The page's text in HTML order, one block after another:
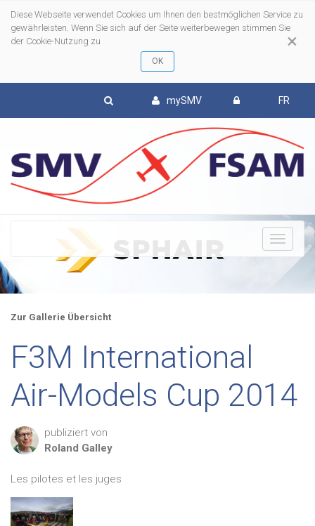
×
Diese Webseite verwendet Cookies um Ihnen den bestmöglichen Service zu
gewährleisten. Wenn Sie sich auf der Seite weiterbewegen stimmen Sie
der Cookie-Nutzung zu
mySMV FR
Zur Gallerie Übersicht
F3M International
Air-Models Cup 2014
publiziert von
Roland Galley
Les pilotes et les juges